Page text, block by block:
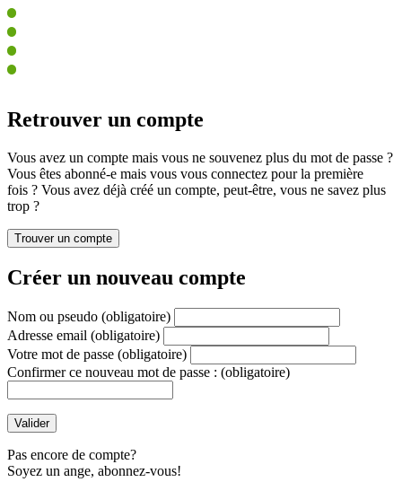
Retrouver un compte
Vous avez un compte mais vous ne souvenez plus du mot de passe ?
Vous êtes abonné-e mais vous vous connectez pour la première
fois ? Vous avez déjà créé un compte, peut-être, vous ne savez plus
trop ?
Créer un nouveau compte
Nom ou pseudo (obligatoire)
Adresse email (obligatoire)
Votre mot de passe (obligatoire)
Confirmer ce nouveau mot de passe : (obligatoire)
Pas encore de compte?
Soyez un ange, abonnez-vous!